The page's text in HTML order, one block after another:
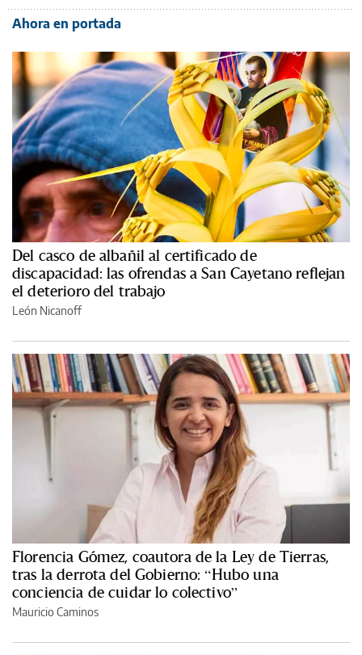
Ahora en portada
Del casco de albañil al certificado de
discapacidad: las ofrendas a San Cayetano reflejan
el deterioro del trabajo
León Nicanoff
Florencia Gómez, coautora de la Ley de Tierras,
tras la derrota del Gobierno: “Hubo una
conciencia de cuidar lo colectivo”
Mauricio Caminos